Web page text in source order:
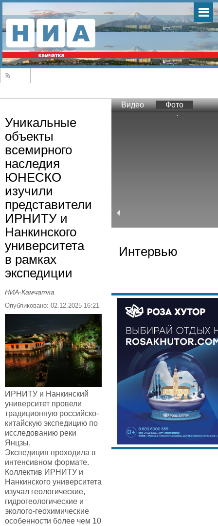
Уникальные
объекты
всемирного
наследия
ЮНЕСКО
изучили
представители
ИРНИТУ и
Нанкинского
университета
в рамках
экспедиции
НИА-Камчатка
Опубликовано: 02.12.2025 16:21
ИРНИТУ и Нанкинский
университет провели
традиционную российско-
китайскую экспедицию по
исследованию реки
Янцзы.
Экспедиция проходила в
интенсивном формате.
Коллектив ИРНИТУ и
Нанкинского университета
изучал геологические,
гидрогеологические и
эколого-геохимические
особенности более чем 10
Видео Фото
Интервью